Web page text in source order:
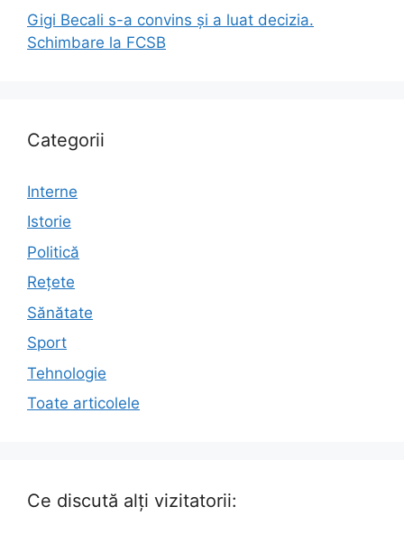
Gigi Becali s-a convins și a luat decizia.
Schimbare la FCSB
Categorii
Interne
Istorie
Politică
Rețete
Sănătate
Sport
Tehnologie
Toate articolele
Ce discută alți vizitatorii: